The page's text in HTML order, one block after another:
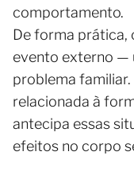
comportamento.
De forma prática,
evento externo —
problema familiar.
relacionada à
antecipa essas
efeitos no corpo